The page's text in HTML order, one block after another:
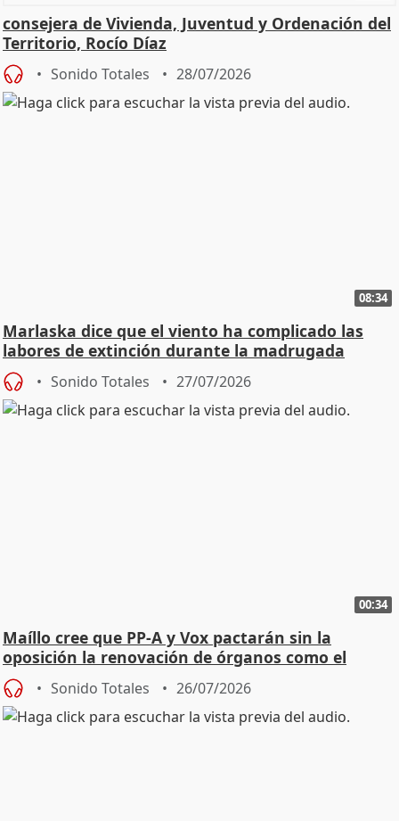
consejera de Vivienda, Juventud y Ordenación del
Territorio, Rocío Díaz
Sonido Totales 28/07/2026
08:34
Marlaska dice que el viento ha complicado las
labores de extinción durante la madrugada
Sonido Totales 27/07/2026
00:34
Maíllo cree que PP-A y Vox pactarán sin la
oposición la renovación de órganos como el
Defensor
Sonido Totales 26/07/2026